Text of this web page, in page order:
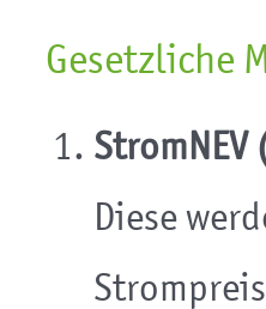
Gesetzliche
Diese